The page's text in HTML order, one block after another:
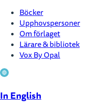
Böcker
Upphovspersoner
Om förlaget
Lärare & bibliotek
Vox By Opal
In English